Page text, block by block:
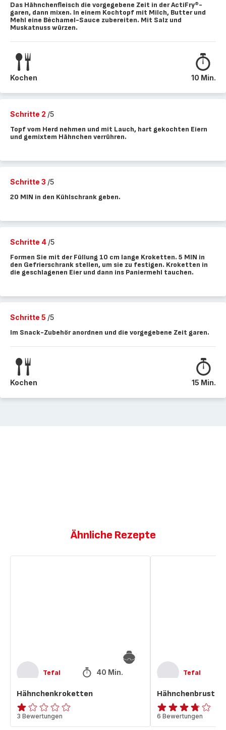
Das Hähnchenfleisch die vorgegebene Zeit in der ActiFry®-
garen, dann mixen. In einem Kochtopf mit Milch, Butter und
Mehl eine Béchamel-Sauce zubereiten. Mit Salz und
Muskatnuss würzen.
Kochen 10 Min.
Schritte 2 /5
Topf vom Herd nehmen und mit Lauch, hart gekochten Eiern
und gemixtem Hähnchen verrühren.
Schritte 3 /5
20 MIN in den Kühlschrank geben.
Schritte 4 /5
Formen Sie mit der Füllung 10 cm lange Kroketten. 5 MIN in
den Gefrierschrank stellen, um sie zu festigen. Kroketten in
die geschlagenen Eier und dann ins Paniermehl tauchen.
Schritte 5 /5
Im Snack-Zubehör anordnen und die vorgegebene Zeit garen.
Kochen 15 Min.
Ähnliche Rezepte
Tefal 40 Min.
Hähnchenkroketten
Bewertung
mit
3 Bewertungen
Tefal
Hähnchenbrust
ratings.3.7
6 Bewertungen